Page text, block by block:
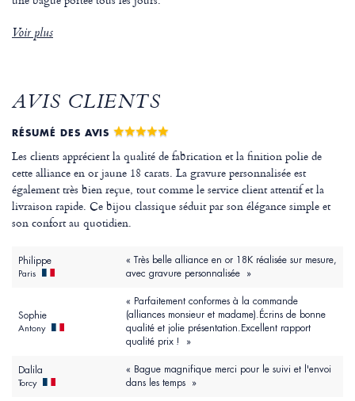
Voir plus
AVIS CLIENTS
RÉSUMÉ DES AVIS
Les clients apprécient la qualité de fabrication et la finition polie de
cette alliance en or jaune 18 carats. La gravure personnalisée est
également très bien reçue, tout comme le service client attentif et la
livraison rapide. Ce bijou classique séduit par son élégance simple et
son confort au quotidien.
Philippe
Paris
« Très belle alliance en or 18K réalisée sur mesure,
avec gravure personnalisée »
Sophie
Antony
« Parfaitement conformes à la commande
(alliances monsieur et madame).Écrins de bonne
qualité et jolie présentation.Excellent rapport
qualité prix ! »
Dalila
Torcy
« Bague magnifique merci pour le suivi et l'envoi
dans les temps »